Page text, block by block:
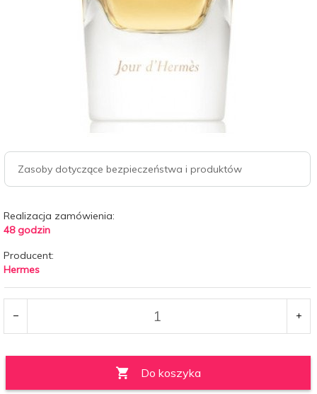
Zasoby dotyczące bezpieczeństwa i produktów
Realizacja zamówienia:
48 godzin
Producent:
Hermes
Do koszyka